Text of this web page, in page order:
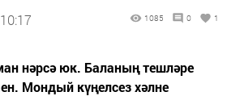
1085 0 1
нәрсә юк. Баланың тешләре
Мондый күңелсез хәлне